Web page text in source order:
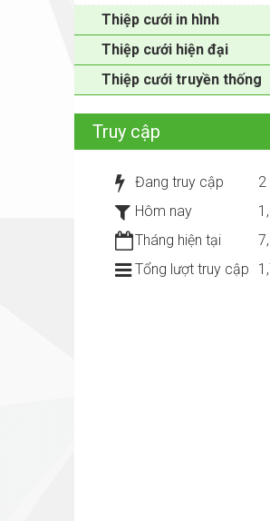
Thiệp cưới in hình
Thiệp cưới hiện đại
Thiệp cưới truyền thống
Truy cập
Đang truy cập
2
Hôm nay
Tháng hiện tại
Tổng lượt truy cập